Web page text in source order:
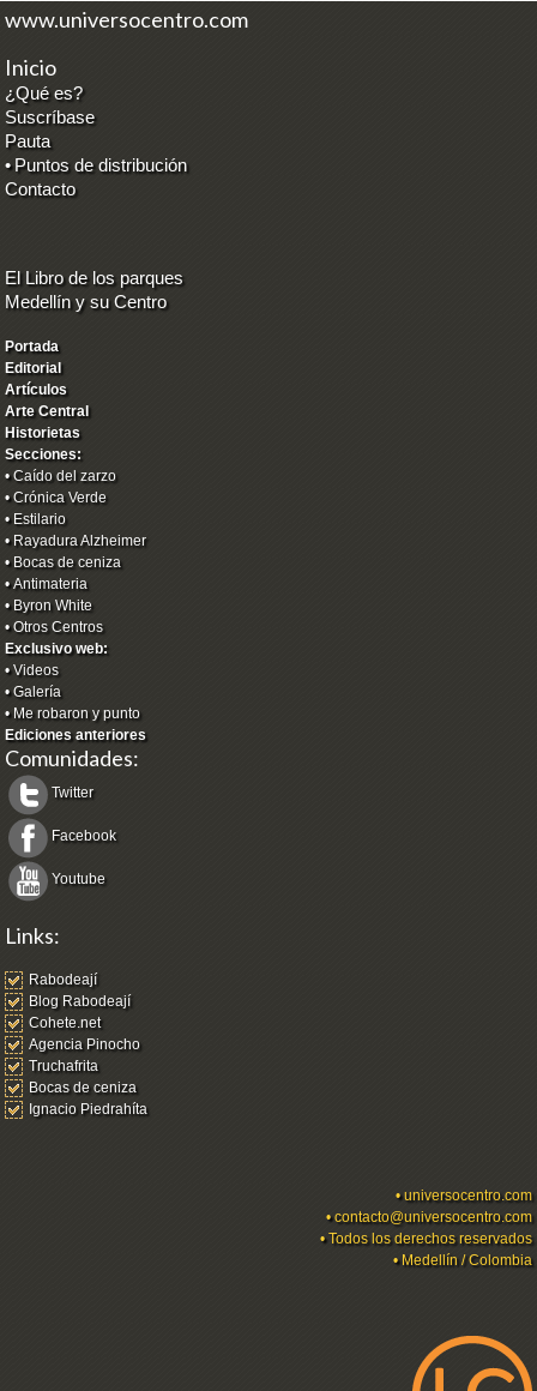
www.universocentro.com
Inicio
¿Qué es?
Suscríbase
Pauta
• Puntos de distribución
Contacto
El Libro de los parques
Medellín y su Centro
Portada
Editorial
Artículos
Arte Central
Historietas
Secciones:
•Caído del zarzo
•Crónica Verde
•Estilario
•Rayadura Alzheimer
•Bocas de ceniza
•Antimateria
•Byron White
•Otros Centros
Exclusivo web:
•Videos
•Galería
•Me robaron y punto
Ediciones anteriores
Comunidades:
Twitter
Facebook
Youtube
Links:
Rabodeají
Blog Rabodeají
Cohete.net
Agencia Pinocho
Truchafrita
Bocas de ceniza
Ignacio Piedrahíta
•universocentro.com
•contacto@universocentro.com
• Todos los derechos reservados
• Medellín / Colombia